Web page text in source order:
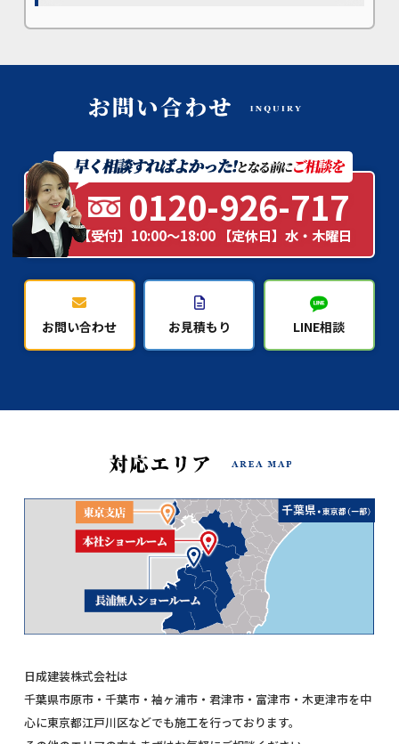
0120-926-717
【受付】10:00～18:00 【定休日】水・木曜日
お問い合わせ お見積もり LINE相談
日成建装株式会社は
千葉県市原市・千葉市・袖ヶ浦市・君津市・富津市・木更津市を中
心に東京都江戸川区などでも施工を行っております。